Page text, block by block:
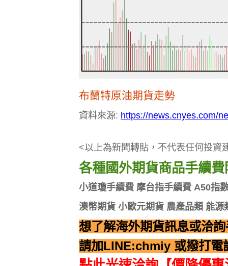
布蘭特原油期貨走勢
資料來源: https://news.cnyes.com/
<以上為新聞轉貼，不代表任何投資
各種國外期貨商品手續
小道瓊手續費 摩台指手續費 A50指
澳幣期貨 小歐元期貨 農產品類 能源
想了解海外期貨訊息或洽
請加LINE:chmiy 或撥打電